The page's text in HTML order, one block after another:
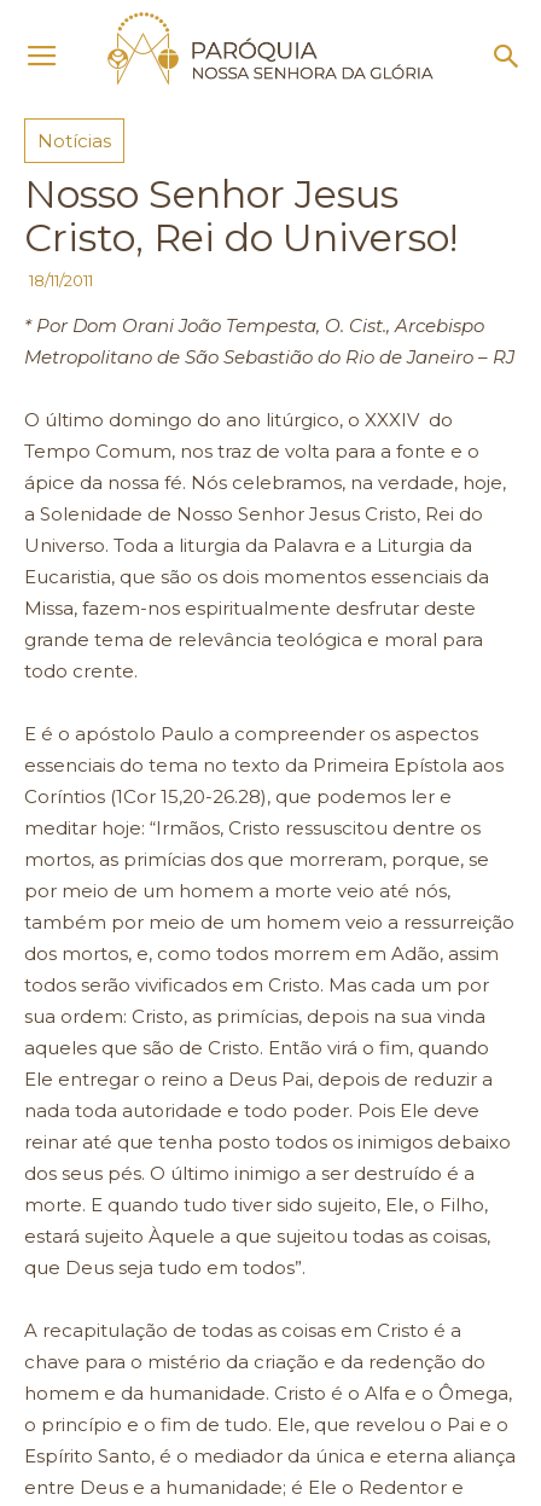
Notícias
Notícias
Nosso Senhor Jesus
Cristo, Rei do Universo!
18/11/2011
* Por Dom Orani João Tempesta, O. Cist., Arcebispo
Metropolitano de São Sebastião do Rio de Janeiro – RJ
O último domingo do ano litúrgico, o XXXIV do
Tempo Comum, nos traz de volta para a fonte e o
ápice da nossa fé. Nós celebramos, na verdade, hoje,
a Solenidade de Nosso Senhor Jesus Cristo, Rei do
Universo. Toda a liturgia da Palavra e a Liturgia da
Eucaristia, que são os dois momentos essenciais da
Missa, fazem-nos espiritualmente desfrutar deste
grande tema de relevância teológica e moral para
todo crente.
E é o apóstolo Paulo a compreender os aspectos
essenciais do tema no texto da Primeira Epístola aos
Coríntios (1Cor 15,20-26.28), que podemos ler e
meditar hoje: “Irmãos, Cristo ressuscitou dentre os
mortos, as primícias dos que morreram, porque, se
por meio de um homem a morte veio até nós,
também por meio de um homem veio a ressurreição
dos mortos, e, como todos morrem em Adão, assim
todos serão vivificados em Cristo. Mas cada um por
sua ordem: Cristo, as primícias, depois na sua vinda
aqueles que são de Cristo. Então virá o fim, quando
Ele entregar o reino a Deus Pai, depois de reduzir a
nada toda autoridade e todo poder. Pois Ele deve
reinar até que tenha posto todos os inimigos debaixo
dos seus pés. O último inimigo a ser destruído é a
morte. E quando tudo tiver sido sujeito, Ele, o Filho,
estará sujeito Àquele a que sujeitou todas as coisas,
que Deus seja tudo em todos”.
A recapitulação de todas as coisas em Cristo é a
chave para o mistério da criação e da redenção do
homem e da humanidade. Cristo é o Alfa e o Ômega,
o princípio e o fim de tudo. Ele, que revelou o Pai e o
Espírito Santo, é o mediador da única e eterna aliança
entre Deus e a humanidade; é Ele o Redentor e